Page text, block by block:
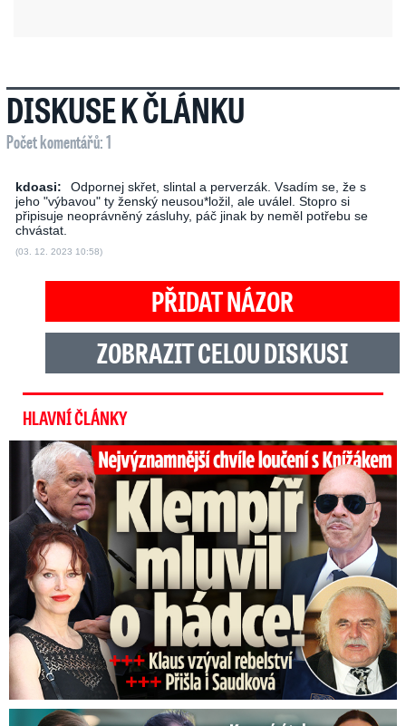
DISKUSE K ČLÁNKU
Počet komentářů: 1
kdoasi:
Odpornej skřet, slintal a perverzák. Vsadím se, že s
jeho "výbavou" ty ženský neusou*ložil, ale uválel. Stopro si
připisuje neoprávněný zásluhy, páč jinak by neměl potřebu se
chvástat.
(03. 12. 2023 10:58)
PŘIDAT NÁZOR
ZOBRAZIT CELOU DISKUSI
HLAVNÍ ČLÁNKY
Top momenty pohřbu Knížáka: Dojatý Klempíř, Pospíšil s Medou